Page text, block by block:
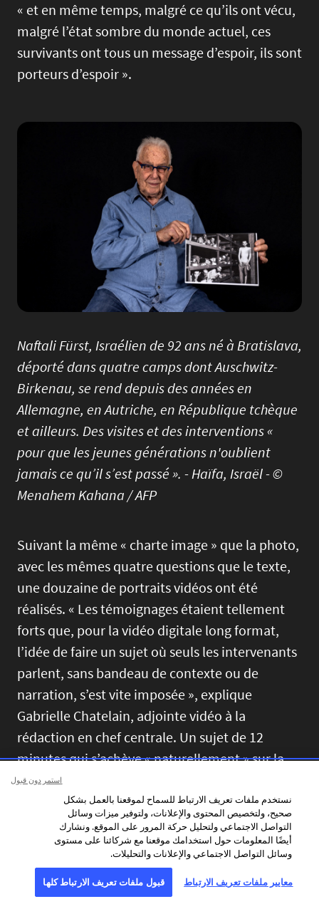
« et en même temps, malgré ce qu’ils ont vécu,
malgré l’état sombre du monde actuel, ces
survivants ont tous un message d’espoir, ils sont
porteurs d’espoir ».
Image
Naftali Fürst, Israélien de 92 ans né à Bratislava,
déporté dans quatre camps dont Auschwitz-
Birkenau, se rend depuis des années en
Allemagne, en Autriche, en République tchèque
et ailleurs. Des visites et des interventions «
pour que les jeunes générations n'oublient
jamais ce qu’il s’est passé ». - Haïfa, Israël - ©
Menahem Kahana / AFP
Suivant la même « charte image » que la photo,
avec les mêmes quatre questions que le texte,
une douzaine de portraits vidéos ont été
réalisés. « Les témoignages étaient tellement
forts que, pour la vidéo digitale long format,
l’idée de faire un sujet où seuls les intervenants
parlent, sans bandeau de contexte ou de
narration, s’est vite imposée », explique
Gabrielle Chatelain, adjointe vidéo à la
rédaction en chef centrale. Un sujet de 12
minutes qui s’achève « naturellement » sur la
Française Julia Wallach. Les images brutes de
cette survivante de 99 ans déportée à Auschwitz
sont à première vue à la limite de l’exploitable
et pourtant tellement fortes. Elle a parfois du
mal à parler, s’arrête, s’emmêle. Sa petite-fille
essaye de la guider, la gronde gentiment, la
نستخدم ملفات تعريف الارتباط للسماح لموقعنا بالعمل بشكل
صحيح، ولتخصيص المحتوى والإعلانات، ولتوفير ميزات وسائل
التواصل الاجتماعي ولتحليل حركة المرور على الموقع. ونشارك
أيضًا المعلومات حول استخدامك موقعنا مع شركائنا على مستوى
وسائل التواصل الاجتماعي والإعلانات والتحليلات.
معايير ملفات تعريف الارتباط قبول ملفات تعريف الارتباط كلها
استمر دون قبول